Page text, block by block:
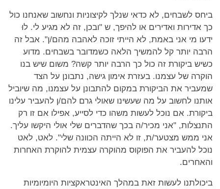
ביחס לשבחים, לא כדאי שנלך לקיצוניות ונחשוב שאנחנו כול
כך אדירות ואדירים או להיפך, ש "ובכן, זה לא מגיע לי. לוּ
ידעו מי אני באמת, לא הייתי זוכה לאהבה מהם/ן". אבל זה
הרבה יותר קל להמשיך הלאה כשמדובר בשבחים. מדוע
כשיש ביקורת זה כול כך הרבה יותר קשה? משום שיש בנו
הוקרה של עצמנו. בעזרת אימון גישה, נתבונן על הצד
שמעביר את הביקורת במקום להתבונן על עצמנו, מה שיוביל
אותנו לחשוב על מה שעשינו שאולי גרם להם/ן להעביר עלינו
ביקורת. אם נוכל לעשות משהו כדי לסייע, אפילו אם זו רק
התנצלות, "אני מכיר/ה בכך שהדברים שלי אולי היקשו עליך.
אני ממש מצטער/ת, זו לא הייתה הכוונה שלי". לאט, לאט
נוכל להעביר את הפוקוס מהוקרה עצמית להוקרת האחרות
והאחרים.
ביכולתנו לעשות זאת במהלך האינטראקציות היומיומיות